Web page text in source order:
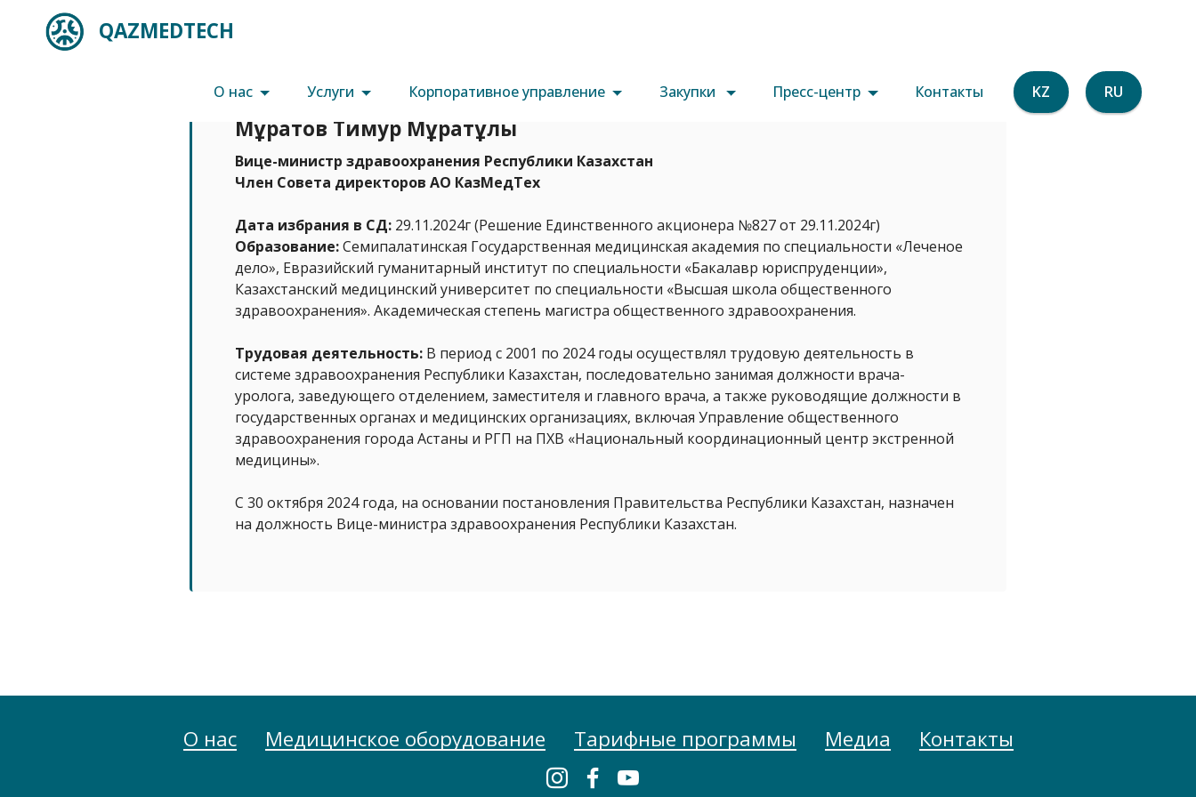
QAZMEDTECH
О нас Услуги Корпоративное управление Закупки Пресс-центр Контакты KZ RU
Мұратов Тимур Мұратұлы
Вице-министр здравоохранения Республики Казахстан
Член Совета директоров АО КазМедТех
Дата избрания в СД: 29.11.2024г (Решение Единственного акционера №827 от 29.11.2024г)
Образование:Семипалатинская Государственная медицинская академия по специальности «Леченое
дело», Евразийский гуманитарный институт по специальности «Бакалавр юриспруденции»,
Казахстанский медицинский университет по специальности «Высшая школа общественного
здравоохранения». Академическая степень магистра общественного здравоохранения.
Трудовая деятельность: В период с 2001 по 2024 годы осуществлял трудовую деятельность в
системе здравоохранения Республики Казахстан, последовательно занимая должности врача-
уролога, заведующего отделением, заместителя и главного врача, а также руководящие должности в
государственных органах и медицинских организациях, включая Управление общественного
здравоохранения города Астаны и РГП на ПХВ «Национальный координационный центр экстренной
медицины».
С 30 октября 2024 года, на основании постановления Правительства Республики Казахстан, назначен
на должность Вице-министра здравоохранения Республики Казахстан.
О нас Медицинское оборудование Тарифные программы Медиа Контакты